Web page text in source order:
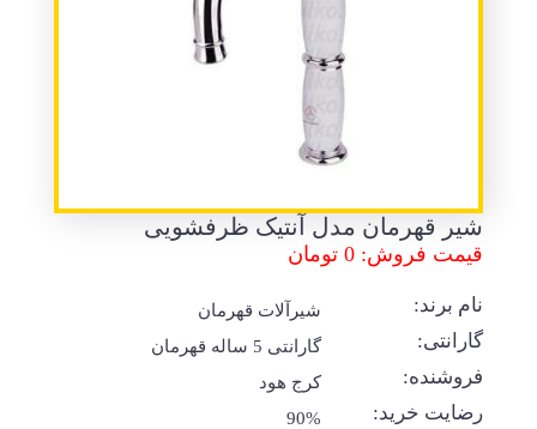
شیر قهرمان مدل آنتیک ظرفشویی
قیمت فروش: 0 تومان
نام برند: شیرآلات قهرمان
گارانتی: گارانتی 5 ساله قهرمان
فروشنده: کرج هود
رضایت خرید: 90%